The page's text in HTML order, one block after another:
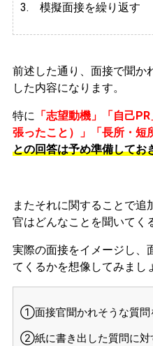
3. 模擬面接を繰り返す
前述した通り、面接で聞か
した内容になります。
特に 「志望動機」「自己
張ったこと）」「長所・短
との回答は予め準備してお
またそれに関することで
官はどんなことを聞いてく
実際の面接をイメージし、
てくるかを想像してみまし
①面接官聞かれそうな質問
②紙に書き出した質問に対